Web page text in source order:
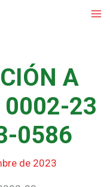
A
0002-23
0586
de 2023